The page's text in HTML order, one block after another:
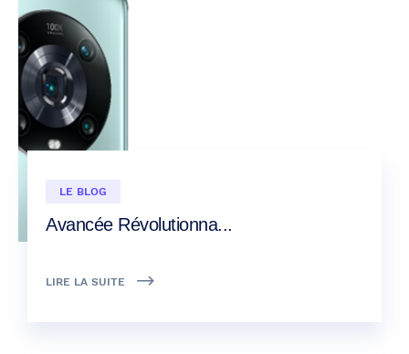
LE BLOG
Avancée Révolutionna...
LIRE LA SUITE